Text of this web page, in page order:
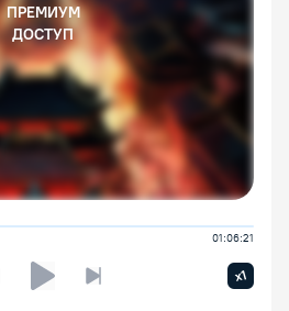
ПРЕМИУМ
ДОСТУП
01:06:21
Предыдущая лекцияСледующая лекция
x1